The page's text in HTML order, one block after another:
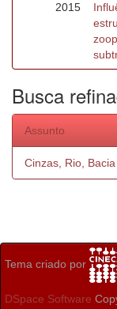
2015
Busca
Assunto
Cinzas, Rio, Bacia
Tema criado por
DSpace Software